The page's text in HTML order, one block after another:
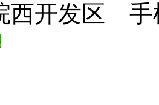
西开发区 手